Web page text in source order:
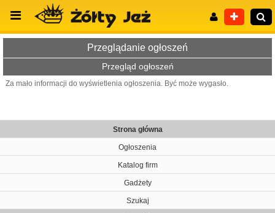
Przeglądanie ogłoszeń
Przegląd ogłoszeń
Za mało informacji do wyświetlenia ogłoszenia. Być może wygasło.
Strona główna
Ogłoszenia
Katalog firm
Gadżety
Szukaj